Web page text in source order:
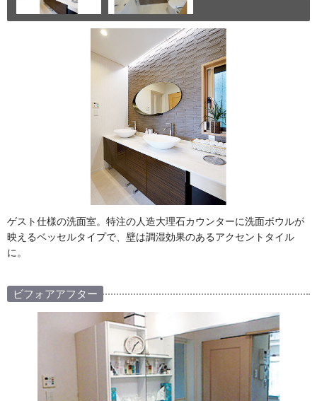
ゲスト仕様の洗面室。特注の人造大理石カウンターに洗面ボウルが
映えるベッセルタイプで、壁は調湿効果のあるアクセントタイル
に。
ビフォアアフター